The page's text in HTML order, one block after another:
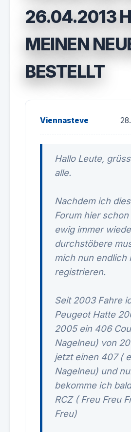
26.04.2013
MEINEN
BESTELLT
Viennasteve
Hallo Leute,
alle.
Nachdem ich
Forum hier schon
ewig immer
durchstöbere
mich nun endlich
registrieren.
Seit 2003 Fahre
Peugeot Hatte
2005 ein 406
Nagelneu) von
jetzt einen 407 (
Nagelneu) und
bekomme ich
RCZ ( Freu Freu
Freu)